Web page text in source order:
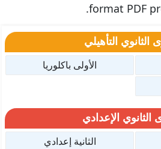
format PDF
التأهيلي
الأولى باكلوريا
الإعدادي
الثانية إعدادي